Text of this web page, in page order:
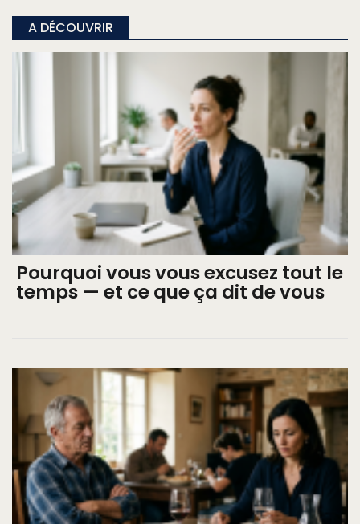
A DÉCOUVRIR
Pourquoi vous vous excusez tout le
temps — et ce que ça dit de vous